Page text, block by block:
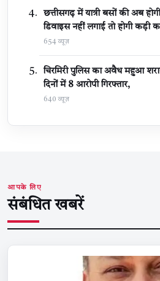
छत्तीसगढ़ में यात्री बसों की अब
डिवाइस नहीं लगाई तो होगी कड़ी
654 व्यूज़
चिरमिरी पुलिस का अवैध महुआ
दिनों में 8 आरोपी गिरफ्तार,
640 व्यूज़
आपके लिए
संबंधित खबरें